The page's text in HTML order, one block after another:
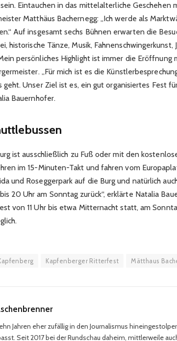
Eintauchen in das mittelalterliche Geschehen
Matthäus Bachernegg: „Ich werde als
Auf insgesamt sechs Bühnen erwarten die
historische Tänze, Musik, Fahnenschwingerkunst,
persönliches Highlight ist immer die Eröffnung
„Für mich ist es die
Unser Ziel ist es, ein gut organisiertes Fest
Bauernhofer.
ist ausschließlich zu Fuß oder mit den
im 15-Minuten-Takt und fahren vom
und Roseggerpark auf die Burg und natürlich
20 Uhr am Sonntag zurück“, erklärte Natalia
von 11 Uhr bis etwa Mitternacht statt, am
Kapfenberger Ritterfest Mätthaus
Jahren eher zufällig in den Journalismus
Seit 2017 bei der Rundschau daheim, mittlerweile